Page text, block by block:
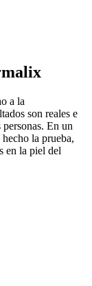
a la
son reales e
En un
la prueba,
en la piel del